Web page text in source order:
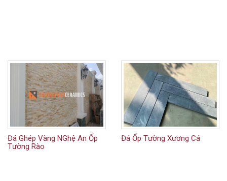
Đá Ghép Vàng NGhệ An Ốp
Tường Rào
Đá Ốp Tường Xương Cá